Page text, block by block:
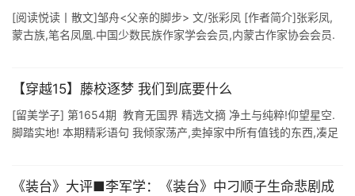
[阅读悦读丨散文]邹舟<父亲的脚步> 文/张彩凤 [作者简介]张彩凤,
蒙古族,笔名凤凰.中国少数民族作家学会会员,内蒙古作家协会会员.
【穿越15】藤校逐梦 我们到底要什么
[留美学子] 第1654期 教育无国界 精选文摘 净土与纯粹!仰望星空.
脚踏实地! 本期精彩语句 我倾家荡产,卖掉家中所有值钱的东西,凑足
《装台》大评■李军学：《装台》中刁顺子生命悲剧成